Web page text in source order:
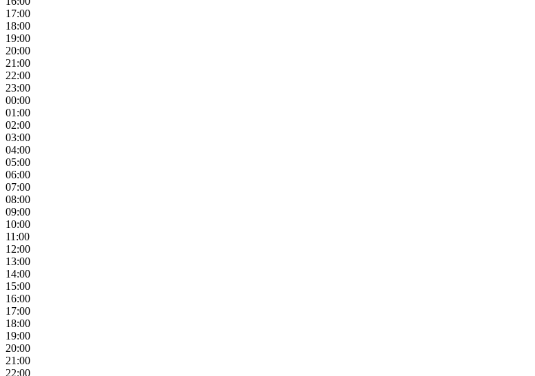
17:00
18:00
19:00
20:00
21:00
22:00
23:00
00:00
01:00
02:00
03:00
04:00
05:00
06:00
07:00
08:00
09:00
10:00
11:00
12:00
13:00
14:00
15:00
16:00
17:00
18:00
19:00
20:00
21:00
22:00